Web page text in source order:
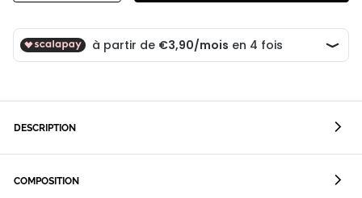
DESCRIPTION
COMPOSITION